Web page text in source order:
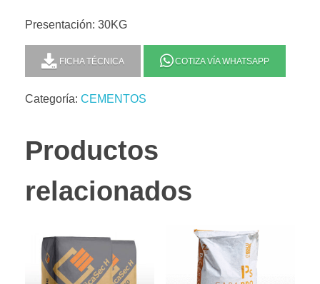
Presentación: 30KG
FICHA TÉCNICA COTIZA VÍA WHATSAPP
Categoría: CEMENTOS
Productos
relacionados